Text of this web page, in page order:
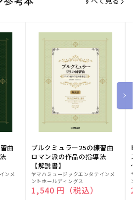
曲
ンメ
ブルクミュラー25の練習曲
ロマン派の作品の指導法
【解説書】
販
売
元:
ヤマハミュージックエンタテインメ
ントホールディングス
通常価格
1,540 円（税込）
ピ
ス
～
販
売
元:
ヤ
ン